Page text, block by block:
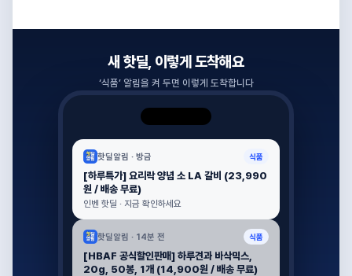
새 핫딜, 이렇게 도착해요
‘식품’ 알림을 켜 두면 이렇게 도착합니다
핫딜알림 · 방금 식품
[하루특가] 요리락 양념 소 LA 갈비 (23,990
원 / 배송 무료)
인벤 핫딜 · 지금 확인하세요
핫딜알림 · 14분 전 식품
[HBAF 공식할인판매] 하루견과 바삭믹스,
20g, 50봉, 1개 (14,900원 / 배송 무료)